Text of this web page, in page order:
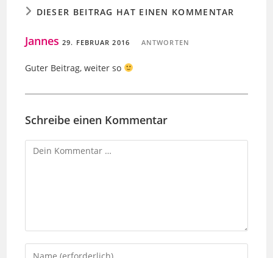
DIESER BEITRAG HAT EINEN KOMMENTAR
Jannes 29. FEBRUAR 2016 ANTWORTEN
Guter Beitrag, weiter so
Schreibe einen Kommentar
Kommentar
Gib